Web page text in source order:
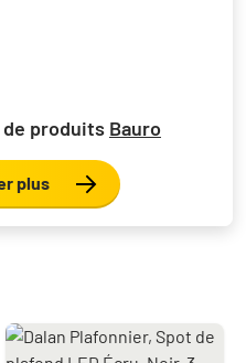
de produits Bauro
plus